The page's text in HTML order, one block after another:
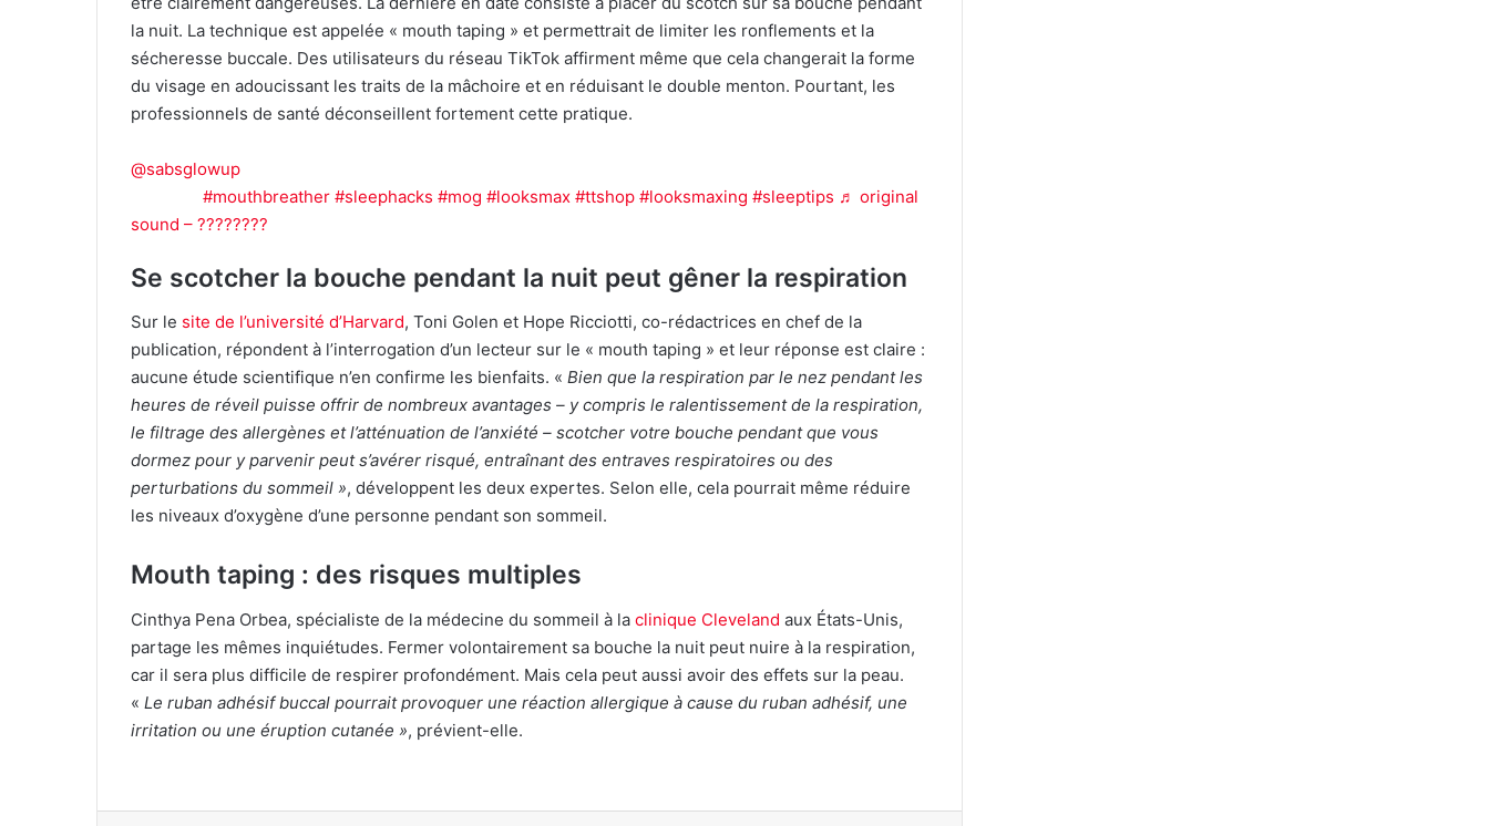
la nuit. La technique est appelée « mouth taping » et permettrait de limiter les ronflements et la
sécheresse buccale. Des utilisateurs du réseau TikTok affirment même que cela changerait la forme
du visage en adoucissant les traits de la mâchoire et en réduisant le double menton. Pourtant, les
professionnels de santé déconseillent fortement cette pratique.
@sabsglowup
#mouthbreather #sleephacks #mog #looksmax #ttshop #looksmaxing #sleeptips ♬ original
sound – ????????
Se scotcher la bouche pendant la nuit peut gêner la respiration
Sur le site de l’université d’Harvard, Toni Golen et Hope Ricciotti, co-rédactrices en chef de la
publication, répondent à l’interrogation d’un lecteur sur le « mouth taping » et leur réponse est claire :
aucune étude scientifique n’en confirme les bienfaits. « Bien que la respiration par le nez pendant les
heures de réveil puisse offrir de nombreux avantages – y compris le ralentissement de la respiration,
le filtrage des allergènes et l’atténuation de l’anxiété – scotcher votre bouche pendant que vous
dormez pour y parvenir peut s’avérer risqué, entraînant des entraves respiratoires ou des
perturbations du sommeil », développent les deux expertes. Selon elle, cela pourrait même réduire
les niveaux d’oxygène d’une personne pendant son sommeil.
Mouth taping : des risques multiples
Cinthya Pena Orbea, spécialiste de la médecine du sommeil à la clinique Cleveland aux États-Unis,
partage les mêmes inquiétudes. Fermer volontairement sa bouche la nuit peut nuire à la respiration,
car il sera plus difficile de respirer profondément. Mais cela peut aussi avoir des effets sur la peau.
« Le ruban adhésif buccal pourrait provoquer une réaction allergique à cause du ruban adhésif, une
irritation ou une éruption cutanée », prévient-elle.
Insuffisance cardiaque : comment
mieux la prévenir
climatique
«Je pensais être juste fatigué» : son
mal de tête cachait un cancer du